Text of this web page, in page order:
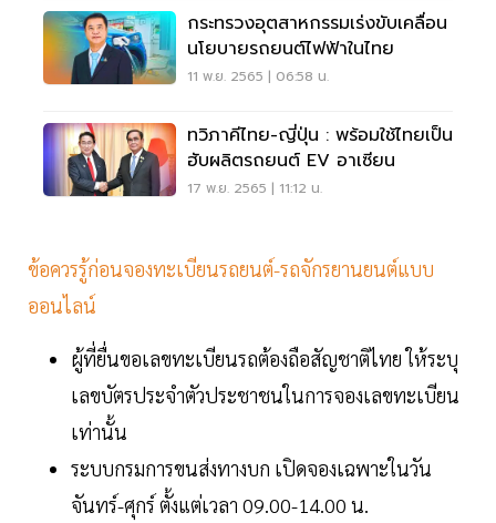
กระทรวงอุตสาหกรรมเร่งขับเคลื่อน
นโยบายรถยนต์ไฟฟ้าในไทย
11 พ.ย. 2565 | 06:58 น.
ทวิภาคีไทย-ญี่ปุ่น : พร้อมใช้ไทยเป็น
ฮับผลิตรถยนต์ EV อาเซียน
17 พ.ย. 2565 | 11:12 น.
ข้อควรรู้ก่อนจองทะเบียนรถยนต์-รถจักรยานยนต์แบบ
ออนไลน์
ผู้ที่ยื่นขอเลขทะเบียนรถต้องถือสัญชาติไทย ให้ระบุ
เลขบัตรประจำตัวประชาชนในการจองเลขทะเบียน
เท่านั้น
ระบบกรมการขนส่งทางบก เปิดจองเฉพาะในวัน
จันทร์-ศุกร์ ตั้งแต่เวลา 09.00-14.00 น.